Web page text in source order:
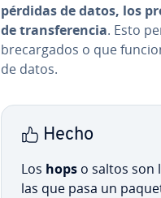
pérdidas de datos, los
de tra­n­s­fe­re­n­cia. Esto
bre­ca­r­ga­dos o que
de datos.
Hecho
Los hops o saltos son
las que pasa un